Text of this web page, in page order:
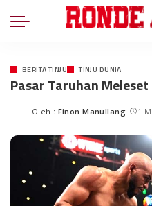
BERITA TINJU TINJU DUNIA
Pasar Taruhan Meleset
Oleh : Finon Manullang 1